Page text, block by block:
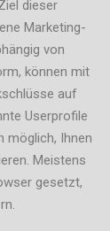
dieser
Marketing-
von
können mit
auf
Userprofile
möglich, Ihnen
Meistens
gesetzt,